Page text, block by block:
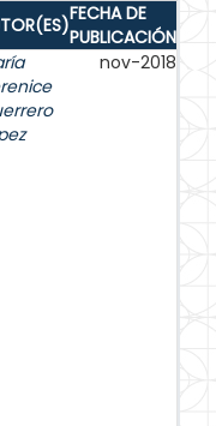
FECHA DE
PUBLICACIÓN
nov-2018